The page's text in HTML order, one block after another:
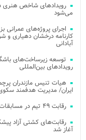
می‌شود
اجرای پروژه‌های
کارنامه درخشان دهیاری و
آبادانی
توسعه زیرساخت‌های
رویدادهای بین‌المللی
هیات تنیس مازندران
ایران/ مدیریت هدفمند
رقابت ۴۹ تیم در مسابقات ۲۰۰ امتیازی تنیس ساحلی کشور در مازندران
آغاز شد